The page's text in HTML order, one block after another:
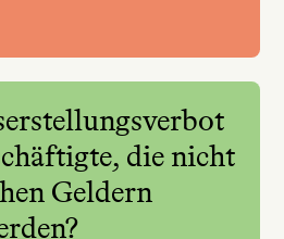
die nicht
Geldern